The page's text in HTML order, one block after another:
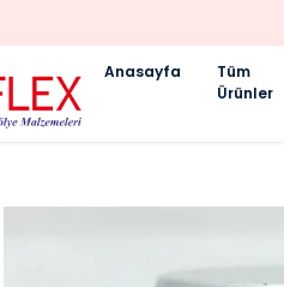
Anasayfa
Tüm
Ürünler